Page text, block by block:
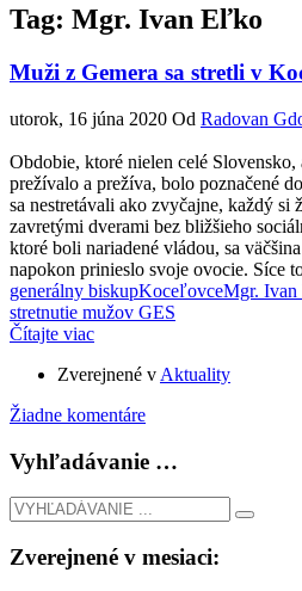
Tag: Mgr. Ivan Eľko
Muži z Gemera sa stretli v
utorok, 16 júna 2020 Od Radovan
Obdobie, ktoré nielen celé
prežívalo a prežíva, bolo poznačené
sa nestretávali ako zvyčajne, každý si
zavretými dverami bez bližšieho
ktoré boli nariadené vládou, sa
napokon prinieslo svoje ovocie. Síce
generálny biskupKoceľovceMgr.
stretnutie mužov GES
Čítajte viac
Zverejnené v Aktuality
Žiadne komentáre
Vyhľadávanie …
Zverejnené v mesiaci: